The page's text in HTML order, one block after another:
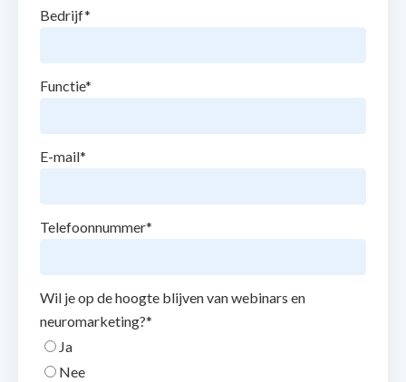
Bedrijf*
Functie*
E-mail*
Telefoonnummer*
Wil je op de hoogte blijven van webinars en
neuromarketing?*
Ja
Nee